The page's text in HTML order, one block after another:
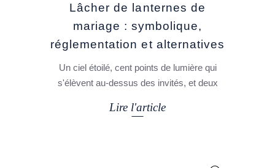
Lâcher de lanternes de
mariage : symbolique,
réglementation et alternatives
Un ciel étoilé, cent points de lumière qui
s'élèvent au-dessus des invités, et deux
Lire l'article